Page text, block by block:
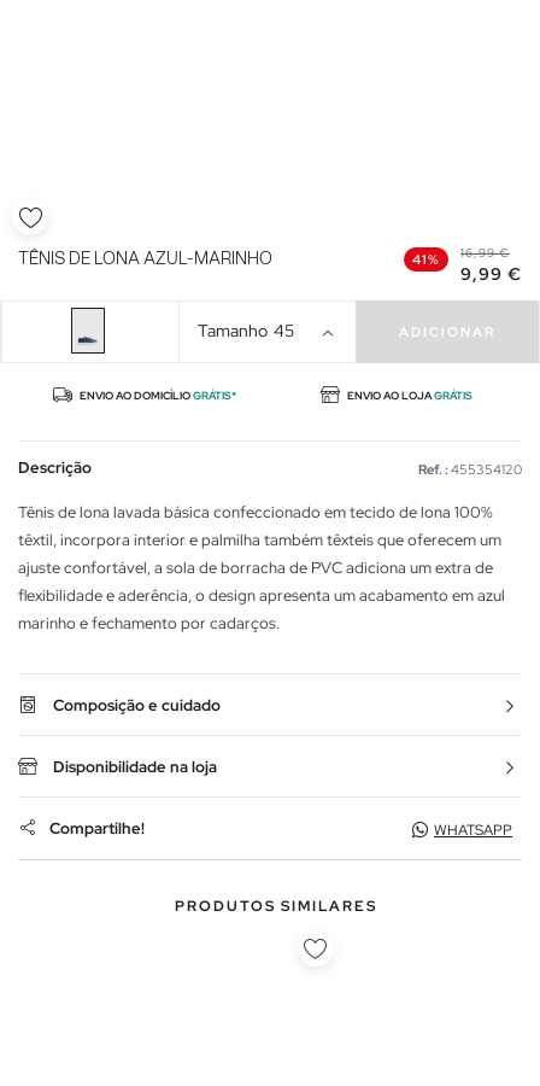
TÊNIS DE LONA AZUL-MARINHO 41% 16,99 €
9,99 €
Tamanho 45 ADICIONAR
ENVIO AO DOMICÍLIOGRÁTIS* ENVIO AO LOJAGRÁTIS
Descrição Ref. : 455354120
Tênis de lona lavada básica confeccionado em tecido de lona 100%
têxtil, incorpora interior e palmilha também têxteis que oferecem um
ajuste confortável, a sola de borracha de PVC adiciona um extra de
flexibilidade e aderência, o design apresenta um acabamento em azul
marinho e fechamento por cadarços.
Composição e cuidado
Disponibilidade na loja
Compartilhe! WHATSAPP
PRODUTOS SIMILARES